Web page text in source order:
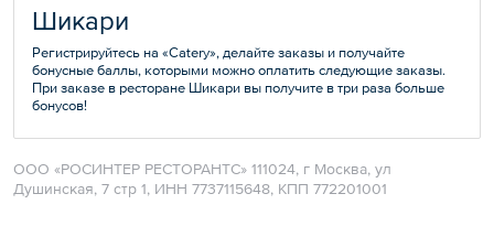
Шикари
Регистрируйтесь на «Catery», делайте заказы и получайте
бонусные баллы, которыми можно оплатить следующие заказы.
При заказе в ресторане Шикари вы получите в три раза больше
бонусов!
ООО «РОСИНТЕР РЕСТОРАНТС» 111024, г Москва, ул
Душинская, 7 стр 1, ИНН 7737115648, КПП 772201001